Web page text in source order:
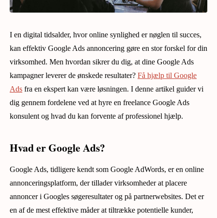
I en digital tidsalder, hvor online synlighed er nøglen til succes,
kan effektiv Google Ads annoncering gøre en stor forskel for din
virksomhed. Men hvordan sikrer du dig, at dine Google Ads
kampagner leverer de ønskede resultater? Få hjælp til Google
Ads fra en ekspert kan være løsningen. I denne artikel guider vi
dig gennem fordelene ved at hyre en freelance Google Ads
konsulent og hvad du kan forvente af professionel hjælp.
Hvad er Google Ads?
Google Ads, tidligere kendt som Google AdWords, er en online
annonceringsplatform, der tillader virksomheder at placere
annoncer i Googles søgeresultater og på partnerwebsites. Det er
en af de mest effektive måder at tiltrække potentielle kunder,